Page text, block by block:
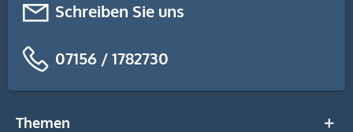
Schreiben Sie uns
07156 / 1782730
Themen